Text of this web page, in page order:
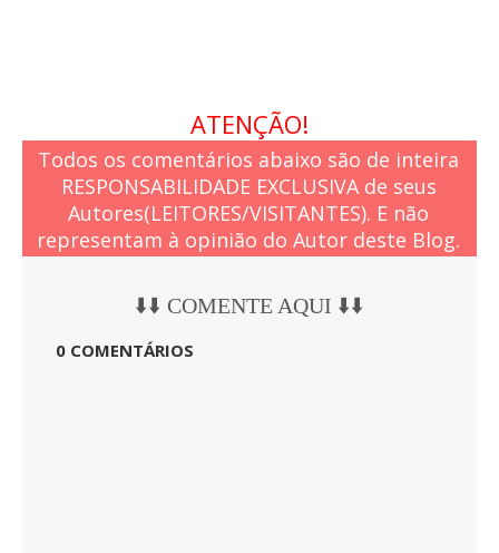
ATENÇÃO!
Todos os comentários abaixo são de inteira
RESPONSABILIDADE EXCLUSIVA de seus
Autores(LEITORES/VISITANTES). E não
representam à opinião do Autor deste Blog.
⬇️⬇️ COMENTE AQUI ⬇️⬇️
0 COMENTÁRIOS